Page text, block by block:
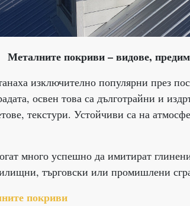
Металните покриви – видове,
изключително популярни през
освен това са дълготрайни и
текстури. Устойчиви са на
много успешно да имитират
търговски или промишлени
покриви